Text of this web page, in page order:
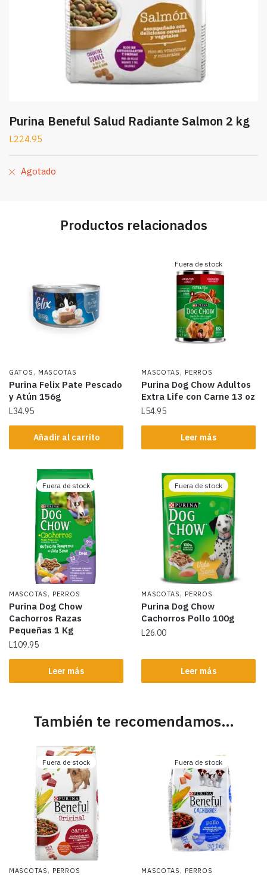
Purina Beneful Salud Radiante Salmon 2 kg
L224.95
Agotado
Productos relacionados
GATOS , MASCOTAS
Purina Felix Pate Pescado
y Atún 156g
L34.95
Añadir al carrito
Fuera de stock
MASCOTAS , PERROS
Purina Dog Chow Adultos
Extra Life con Carne 13 oz
L54.95
Leer más
Fuera de stock
MASCOTAS , PERROS
Purina Dog Chow
Cachorros Razas
Pequeñas 1 Kg
L109.95
Leer más
Fuera de stock
MASCOTAS , PERROS
Purina Dog Chow
Cachorros Pollo 100g
L26.00
Leer más
También te recomendamos…
Fuera de stock
MASCOTAS , PERROS
Fuera de stock
MASCOTAS , PERROS